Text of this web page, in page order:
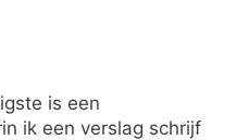
is een
ik een verslag schrijf